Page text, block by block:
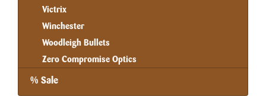
Victrix
Winchester
Woodleigh Bullets
Zero Compromise Optics
% Sale